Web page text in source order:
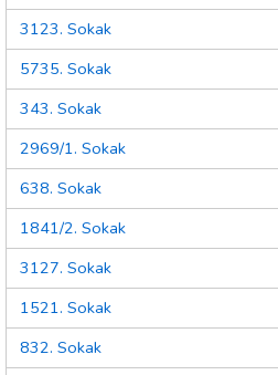
3123. Sokak
5735. Sokak
343. Sokak
2969/1. Sokak
638. Sokak
1841/2. Sokak
3127. Sokak
1521. Sokak
832. Sokak